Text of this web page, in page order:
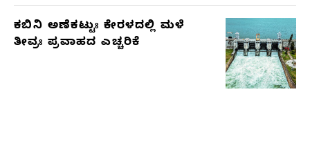
ಕಬಿನಿ ಅಣೆಕಟ್ಟುಃ ಕೇರಳದಲ್ಲಿ ಮಳೆ
ತೀವ್ರಃ ಪ್ರವಾಹದ ಎಚ್ಚರಿಕೆ